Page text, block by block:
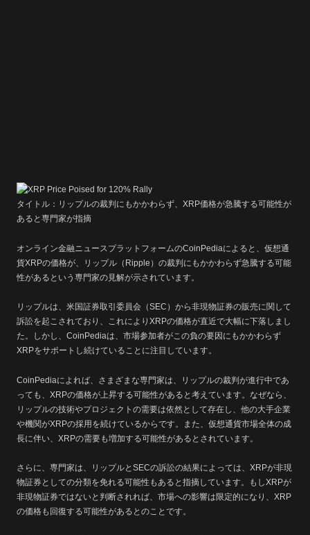
タイトル：リップルの裁判にもかかわらず、XRP価格が急騰する可能性が
あると専門家が指摘
オンライン金融ニュースプラットフォームのCoinPediaによると、仮想通
貨XRPの価格が、リップル（Ripple）の裁判にもかかわらず急騰する可能
性があるという専門家の見解が示されています。
リップルは、米国証券取引委員会（SEC）から非現物証券の販売に関して
訴訟を起こされており、これによりXRPの価格が直近で大幅に下落しまし
た。しかし、CoinPediaは、市場参加者がこの負の要因にもかかわらず
XRPをサポートし続けていることに注目しています。
CoinPediaによれば、さまざまな専門家は、リップルの裁判が進行中であ
っても、XRPの価格が上昇する可能性があると考えています。なぜなら、
リップルの技術やプロジェクトの需要は依然として存在し、他の大手企業
や機関がXRPの採用を続けているからです。また、仮想通貨市場全体の成
長に伴い、XRPの需要も増加する可能性があるとされています。
さらに、専門家は、リップルとSECの訴訟の結果によっては、XRPが非現
物証券としての分類を免れる可能性もあると指摘しています。もしXRPが
非現物証券ではないと判断されれば、市場への影響は限定的になり、XRP
の価格も回復する可能性があるとのことです。